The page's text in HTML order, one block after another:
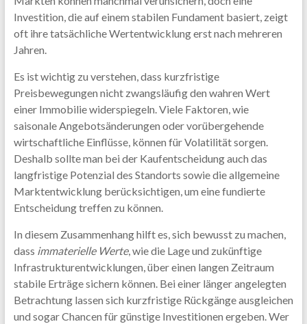
Investition, die auf einem stabilen Fundament basiert, zeigt
oft ihre tatsächliche Wertentwicklung erst nach mehreren
Jahren.
Es ist wichtig zu verstehen, dass kurzfristige
Preisbewegungen nicht zwangsläufig den wahren Wert
einer Immobilie widerspiegeln. Viele Faktoren, wie
saisonale Angebotsänderungen oder vorübergehende
wirtschaftliche Einflüsse, können für Volatilität sorgen.
Deshalb sollte man bei der Kaufentscheidung auch das
langfristige Potenzial des Standorts sowie die allgemeine
Marktentwicklung berücksichtigen, um eine fundierte
Entscheidung treffen zu können.
In diesem Zusammenhang hilft es, sich bewusst zu machen,
dass immaterielle Werte, wie die Lage und zukünftige
Infrastrukturentwicklungen, über einen langen Zeitraum
stabile Erträge sichern können. Bei einer länger angelegten
Betrachtung lassen sich kurzfristige Rückgänge ausgleichen
und sogar Chancen für günstige Investitionen ergeben. Wer